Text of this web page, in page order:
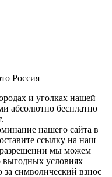
Россия
и уголках нашей
абсолютно бесплатно
нашего сайта в
ссылку на наш
мы можем
выгодных условиях –
за символический взнос